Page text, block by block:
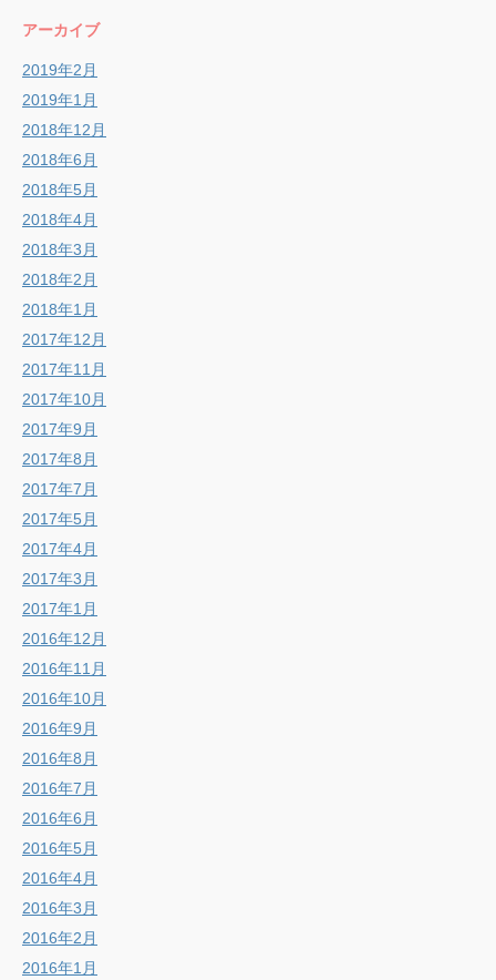
アーカイブ
2019年2月
2019年1月
2018年12月
2018年6月
2018年5月
2018年4月
2018年3月
2018年2月
2018年1月
2017年12月
2017年11月
2017年10月
2017年9月
2017年8月
2017年7月
2017年5月
2017年4月
2017年3月
2017年1月
2016年12月
2016年11月
2016年10月
2016年9月
2016年8月
2016年7月
2016年6月
2016年5月
2016年4月
2016年3月
2016年2月
2016年1月